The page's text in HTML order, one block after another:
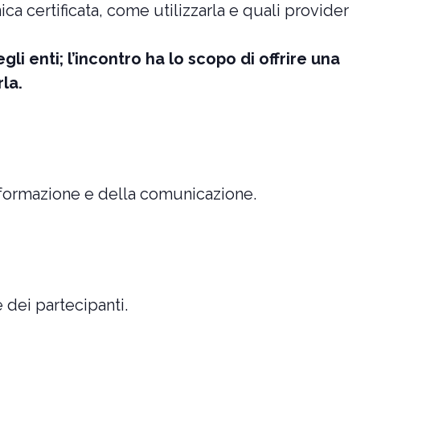
certificata, come utilizzarla e quali provider
enti; l’incontro ha lo scopo di offrire una
e della comunicazione.
dei partecipanti.